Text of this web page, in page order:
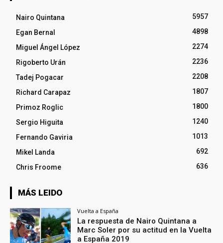
Nairo Quintana
5957
Egan Bernal
4898
Miguel Ángel López
2274
Rigoberto Urán
2236
Tadej Pogacar
2208
Richard Carapaz
1807
Primoz Roglic
1800
Sergio Higuita
1240
Fernando Gaviria
1013
Mikel Landa
692
Chris Froome
636
MÁS LEIDO
Vuelta a España
La respuesta de Nairo Quintana a
Marc Soler por su actitud en la Vuelta
a España 2019